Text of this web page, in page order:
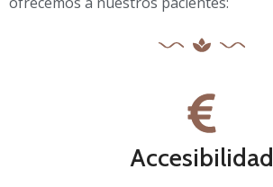
Accesibilidad